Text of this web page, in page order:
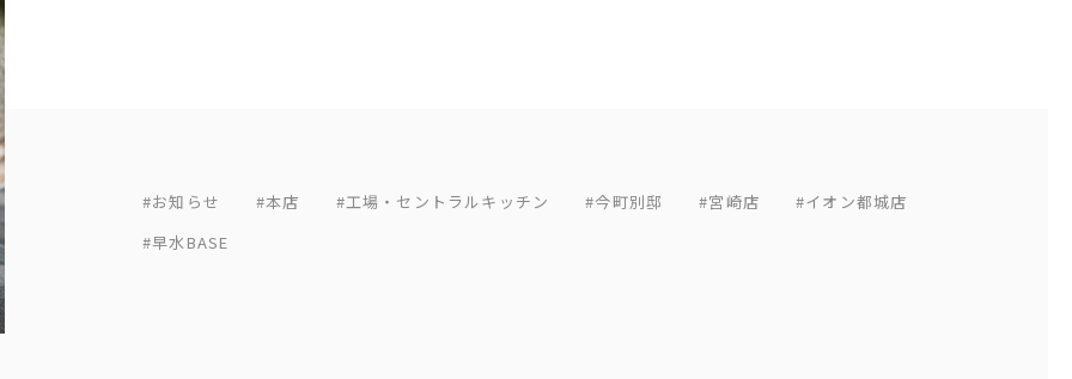
#お知らせ #本店 #工場・セントラルキッチン #今町別邸 #宮崎店
#イオン都城店
#早水BASE